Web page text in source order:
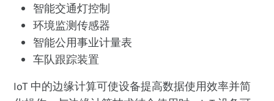
智能交通灯控制
环境监测传感器
智能公用事业计量表
车队跟踪装置
IoT 中的边缘计算可使设备提高数据使用效率并简